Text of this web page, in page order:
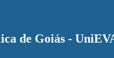
de Goiás -